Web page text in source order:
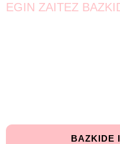
EGIN ZAITEZ
BAZKIDE